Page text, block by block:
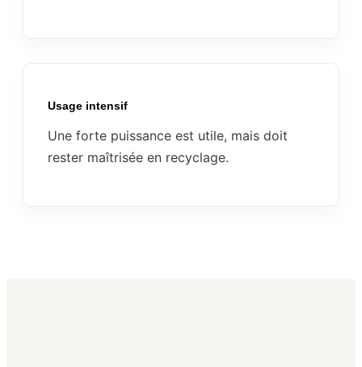
Usage intensif
Une forte puissance est utile, mais doit
rester maîtrisée en recyclage.